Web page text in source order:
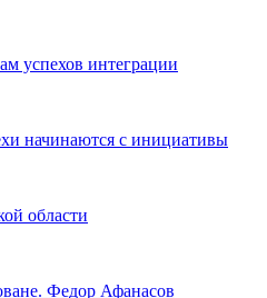
интеграции
начинаются с инициативы
области
Федор Афанасов